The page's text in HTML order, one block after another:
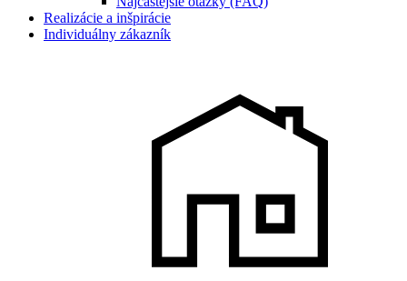
Realizácie a inšpirácie
Individuálny zákazník